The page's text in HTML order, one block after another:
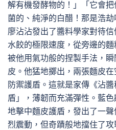
解有機發酵物的！」「它會
菌的、純淨的白醋！那是浩劫
廖沾沾發出了醬料學家對待
水餃的極限速度，從旁邊的
被他用氣功般的捏製手法，
皮。他猛地擲出，兩張麵皮
防禦護盾。這就是家傳《沾
盾」，薄韌而充滿彈性。藍
地擊中麵皮護盾，發出了一
烈震動，但奇蹟般地擋住了